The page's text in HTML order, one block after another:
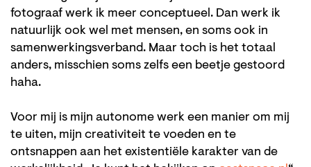
fotograaf werk ik meer conceptueel. Dan werk ik
natuurlijk ook wel met mensen, en soms ook in
samenwerkingsverband. Maar toch is het totaal
anders, misschien soms zelfs een beetje gestoord
haha.
Voor mij is mijn autonome werk een manier om mij
te uiten, mijn creativiteit te voeden en te
ontsnappen aan het existentiële karakter van de